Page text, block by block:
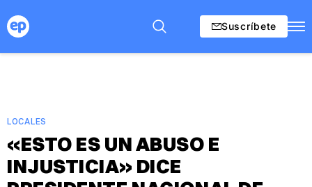
Suscríbete
LOCALES
«ESTO ES UN ABUSO E
INJUSTICIA» DICE